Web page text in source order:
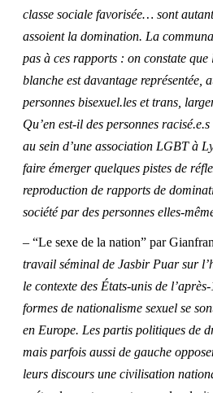
classe sociale favorisée… sont
assoient la domination. La
pas à ces rapports : on constate que
blanche est davantage représentée,
personnes bisexuel.les et trans,
Qu’en est-il des personnes
au sein d’une association LGBT à
faire émerger quelques pistes de
reproduction de rapports de
société par des personnes elles-
– “Le sexe de la nation” par
travail séminal de Jasbir Puar sur
le contexte des États-unis de
formes de nationalisme sexuel se
en Europe. Les partis politiques de
mais parfois aussi de gauche
leurs discours une civilisation